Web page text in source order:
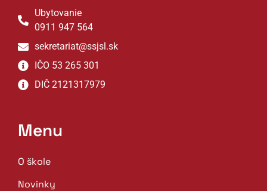
Ubytovanie
0911 947 564
sekretariat@ssjsl.sk
IČO 53 265 301
DIČ 2121317979
Menu
O škole
Novinky